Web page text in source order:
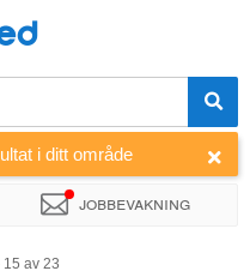
i ditt område
Jobbevakning
15 av 23